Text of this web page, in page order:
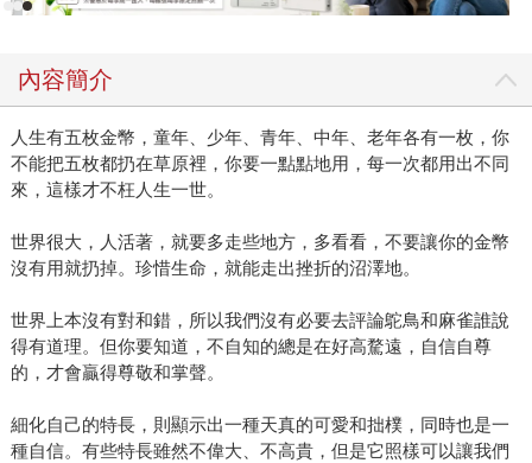
內容簡介
人生有五枚金幣，童年、少年、青年、中年、老年各有一枚，你
不能把五枚都扔在草原裡，你要一點點地用，每一次都用出不同
來，這樣才不枉人生一世。
世界很大，人活著，就要多走些地方，多看看，不要讓你的金幣
沒有用就扔掉。珍惜生命，就能走出挫折的沼澤地。
世界上本沒有對和錯，所以我們沒有必要去評論鴕鳥和麻雀誰說
得有道理。但你要知道，不自知的總是在好高騖遠，自信自尊
的，才會贏得尊敬和掌聲。
細化自己的特長，則顯示出一種天真的可愛和拙樸，同時也是一
種自信。有些特長雖然不偉大、不高貴，但是它照樣可以讓我們